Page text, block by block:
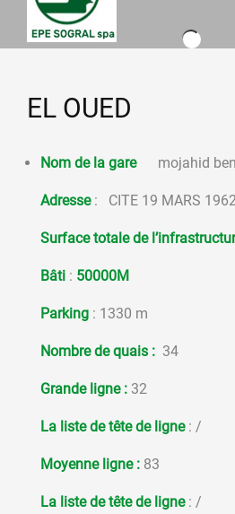
EL OUED
Nom de la gare mojahid
Adresse : CITE 19 MARS
Surface totale de
Bâti : 50000M
Parking : 1330 m
Nombre de quais : 34
Grande ligne : 32
La liste de tête de ligne : /
Moyenne ligne : 83
La liste de tête de ligne : /